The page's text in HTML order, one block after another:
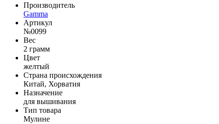
Производитель
Gamma
Артикул
№0099
Вес
2 грамм
Цвет
желтый
Страна происхождения
Китай, Хорватия
Назначение
для вышивания
Тип товара
Мулине